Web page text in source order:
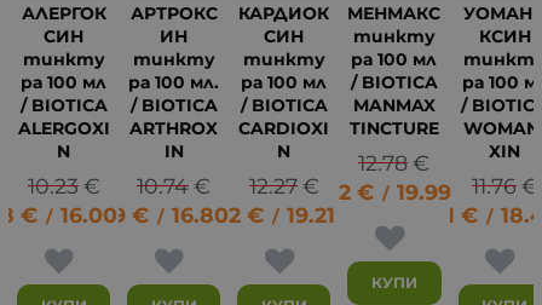
АЛЕРГОК
СИН
тинкту
ра 100 мл
/ BIOTICA
ALERGOXI
N
10.23 €
€ / 16.00 лв.
АРТРОКС
ИН
тинкту
ра 100 мл.
/ BIOTICA
ARTHROX
IN
10.74€
8.59 € / 16.80 лв.
КАРДИОК
СИН
тинкту
ра 100 мл
/ BIOTICA
CARDIOXI
N
12.27€
9.82 € / 19.21
МЕНМАКС
тинкту
ра 100 мл
/ BIOTICA
MANMAX
TINCTURE
12.78 €
10.22 € / 19.99 лв.
КУПИ
КСИН
ра 100
/
XIN
11.76 €
9.41 € /